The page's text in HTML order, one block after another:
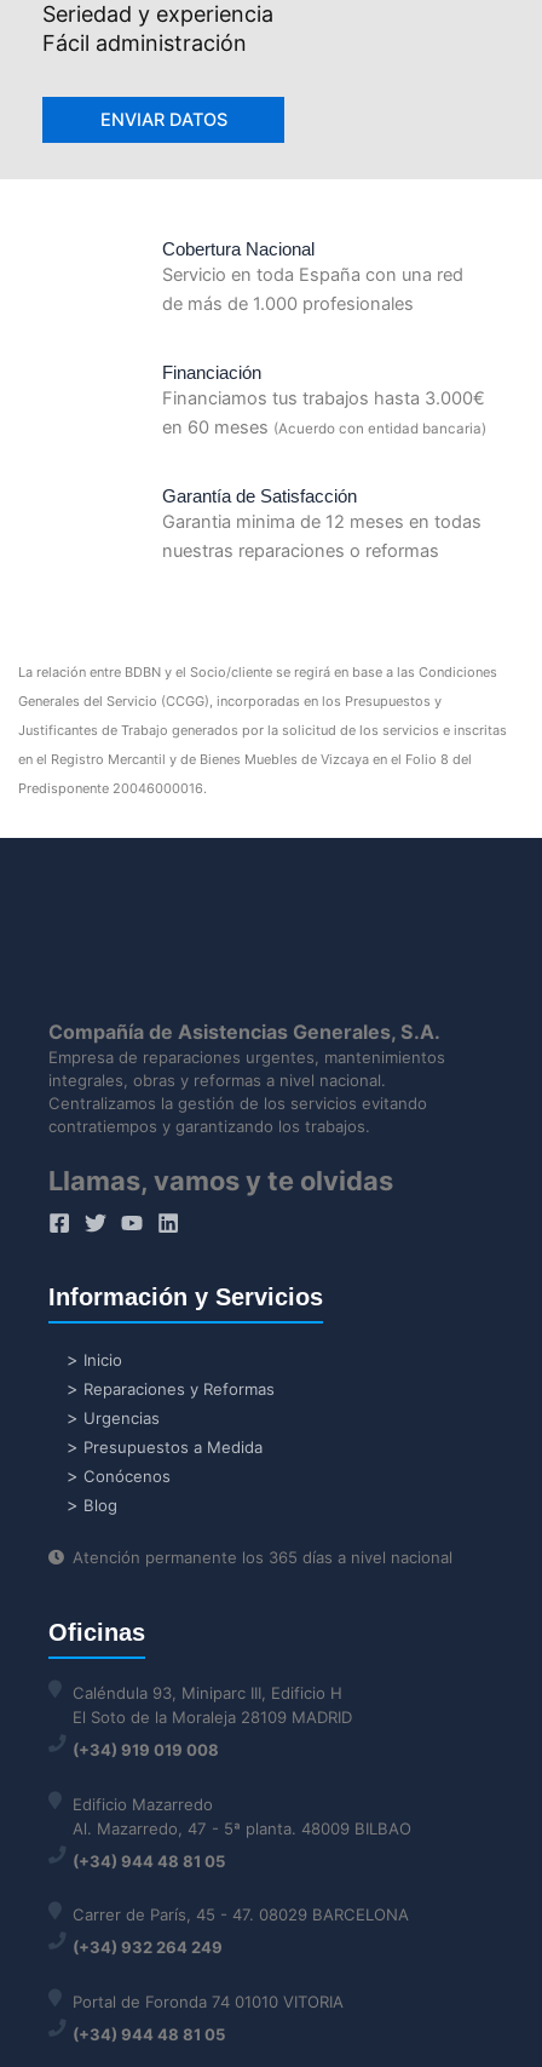
Seriedad y experiencia
Fácil administración
Cobertura Nacional
Servicio en toda España con una red
de más de 1.000 profesionales
Financiación
Financiamos tus trabajos hasta 3.000€
en 60 meses (Acuerdo con entidad bancaria)
Garantía de Satisfacción
Garantia minima de 12 meses en todas
nuestras reparaciones o reformas
La relación entre BDBN y el Socio/cliente se regirá en base a las Condiciones
Generales del Servicio (CCGG), incorporadas en los Presupuestos y
Justificantes de Trabajo generados por la solicitud de los servicios e inscritas
en el Registro Mercantil y de Bienes Muebles de Vizcaya en el Folio 8 del
Predisponente 20046000016.
Compañía de Asistencias Generales, S.A.
Empresa de reparaciones urgentes, mantenimientos
integrales, obras y reformas a nivel nacional.
Centralizamos la gestión de los servicios evitando
contratiempos y garantizando los trabajos.
Llamas, vamos y te olvidas
Información y Servicios
Inicio
Reparaciones y Reformas
Urgencias
Presupuestos a Medida
Conócenos
Blog
Atención permanente los 365 días a nivel nacional
Oficinas
Caléndula 93, Miniparc III, Edificio H
El Soto de la Moraleja 28109 MADRID
(+34) 919 019 008
Edificio Mazarredo
Al. Mazarredo, 47 - 5ª planta. 48009 BILBAO
(+34) 944 48 81 05
Carrer de París, 45 - 47. 08029 BARCELONA
(+34) 932 264 249
Portal de Foronda 74 01010 VITORIA
(+34) 944 48 81 05